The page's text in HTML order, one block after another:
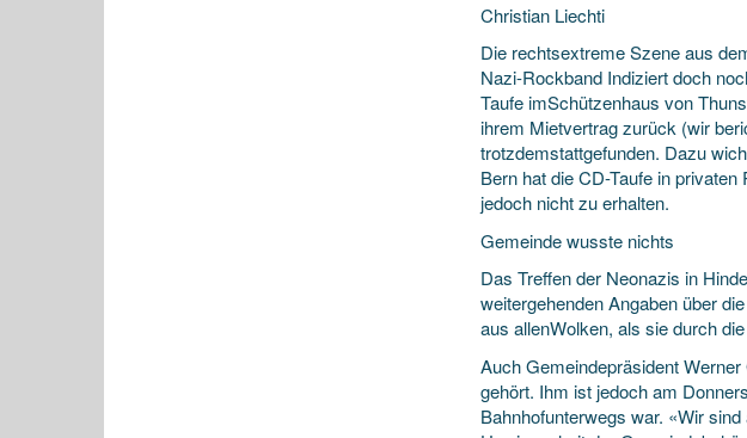
Christian Liechti
Die rechtsextreme Szene aus
Nazi-Rockband Indiziert doch
Taufe imSchützenhaus von
ihrem Mietvertrag zurück (wir
trotzdemstattgefunden. Dazu
Bern hat die CD-Taufe in
jedoch nicht zu erhalten.
Gemeinde wusste nichts
Das Treffen der Neonazis in
weitergehenden Angaben über
aus allenWolken, als sie durch
Auch Gemeindepräsident
gehört. Ihm ist jedoch am
Bahnhofunterwegs war. «Wir